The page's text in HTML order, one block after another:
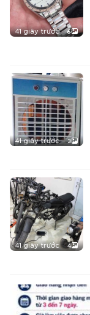
41 giây trước 6
41 giây trước 3
41 giây trước 4